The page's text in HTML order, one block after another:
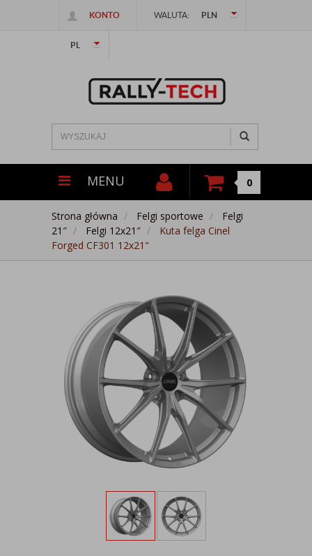
KONTO WALUTA: PLN
PL
MENU 0
Strona główna Felgi sportowe
Felgi
21″
Felgi 12x21″
Kuta felga Cinel
Forged CF301 12x21"